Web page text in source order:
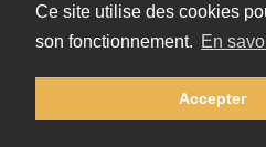
Ce site utilise des cookies
son fonctionnement. En
Accepter
© 2002-2026